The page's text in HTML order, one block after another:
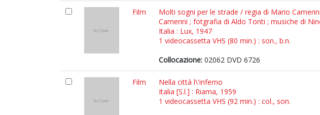
Film
Molti sogni per le strade / regia di Mario
Camerini ; fotgrafia di Aldo Tonti ; musiche di
Italia : Lux, 1947
1 videocassetta VHS (80 min.) : son., b.n.
Collocazione: 02062 DVD 6726
Film
Nella città l\'inferno
Italia [S.l.] : Riama, 1959
1 videocassetta VHS (92 min.) : col., son.